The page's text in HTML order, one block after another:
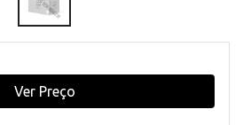
Ver Preço